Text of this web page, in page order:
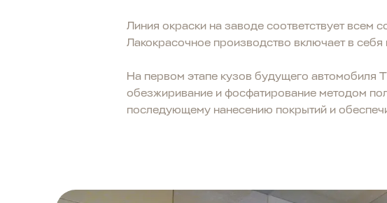
Линия окраски на заводе соответствует всем
Лакокрасочное производство включает в себя
На первом этапе кузов будущего автомобиля
обезжиривание и фосфатирование методом
последующему нанесению покрытий и